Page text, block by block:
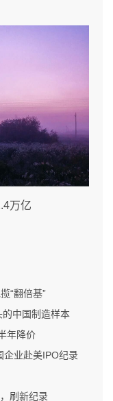
万亿
“翻倍基”
中国制造样本
年降价
企业赴美IPO纪录
刷新纪录